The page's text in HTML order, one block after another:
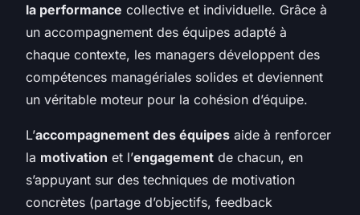
la performance collective et individuelle. Grâce à
un accompagnement des équipes adapté à
chaque contexte, les managers développent des
compétences managériales solides et deviennent
un véritable moteur pour la cohésion d’équipe.
L’accompagnement des équipes aide à renforcer
la motivation et l’engagement de chacun, en
s’appuyant sur des techniques de motivation
concrètes (partage d’objectifs, feedback